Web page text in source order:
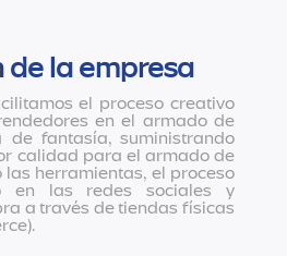
de la empresa
el proceso creativo
en el armado de
de fantasía, suministrando
calidad para el armado de
las herramientas, el proceso
en las redes sociales y
a través de tiendas físicas